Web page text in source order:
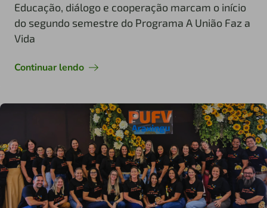
Educação, diálogo e cooperação marcam o início
do segundo semestre do Programa A União Faz a
Vida
Continuar lendo